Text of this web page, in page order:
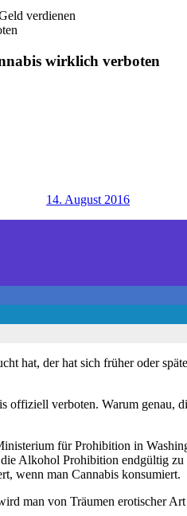
wirklich verboten
14. August 2016
hat, der hat sich früher oder
offiziell verboten. Warum genau,
für Prohibition in
Alkohol Prohibition endgültig
wenn man Cannabis konsumiert.
man von Träumen erotischer